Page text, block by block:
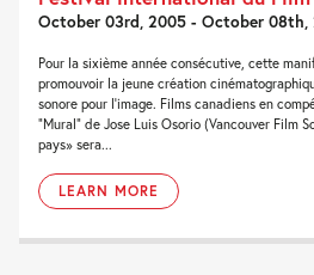
October 03rd, 2005 - October 08th,
Pour la sixième année consécutive, cette
promouvoir la jeune création
sonore pour l’image. Films canadiens en
“Mural” de Jose Luis Osorio (Vancouver Film
pays» sera...
LEARN MORE